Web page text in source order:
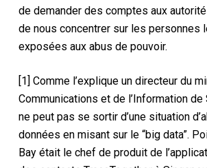
de demander des comptes aux
de nous concentrer sur les personnes
exposées aux abus de pouvoir.
[1] Comme l’explique un directeur du
Communications et de l’Information de
ne peut pas se sortir d’une situation
données en misant sur le “big data”.
Bay était le chef de produit de